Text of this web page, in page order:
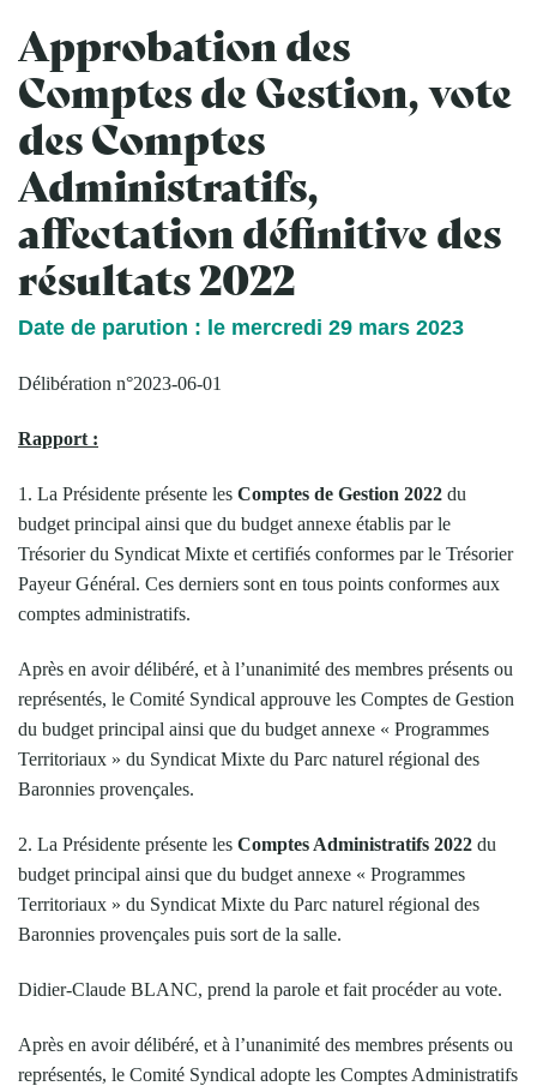
Approbation des
Comptes de Gestion, vote
des Comptes
Administratifs,
affectation définitive des
résultats 2022
Date de parution : le mercredi 29 mars 2023
Délibération n°2023-06-01
Rapport :
1. La Présidente présente les Comptes de Gestion 2022 du
budget principal ainsi que du budget annexe établis par le
Trésorier du Syndicat Mixte et certifiés conformes par le Trésorier
Payeur Général. Ces derniers sont en tous points conformes aux
comptes administratifs.
Après en avoir délibéré, et à l’unanimité des membres présents ou
représentés, le Comité Syndical approuve les Comptes de Gestion
du budget principal ainsi que du budget annexe « Programmes
Territoriaux » du Syndicat Mixte du Parc naturel régional des
Baronnies provençales.
2. La Présidente présente les Comptes Administratifs 2022 du
budget principal ainsi que du budget annexe « Programmes
Territoriaux » du Syndicat Mixte du Parc naturel régional des
Baronnies provençales puis sort de la salle.
Didier-Claude BLANC, prend la parole et fait procéder au vote.
Après en avoir délibéré, et à l’unanimité des membres présents ou
représentés, le Comité Syndical adopte les Comptes Administratifs